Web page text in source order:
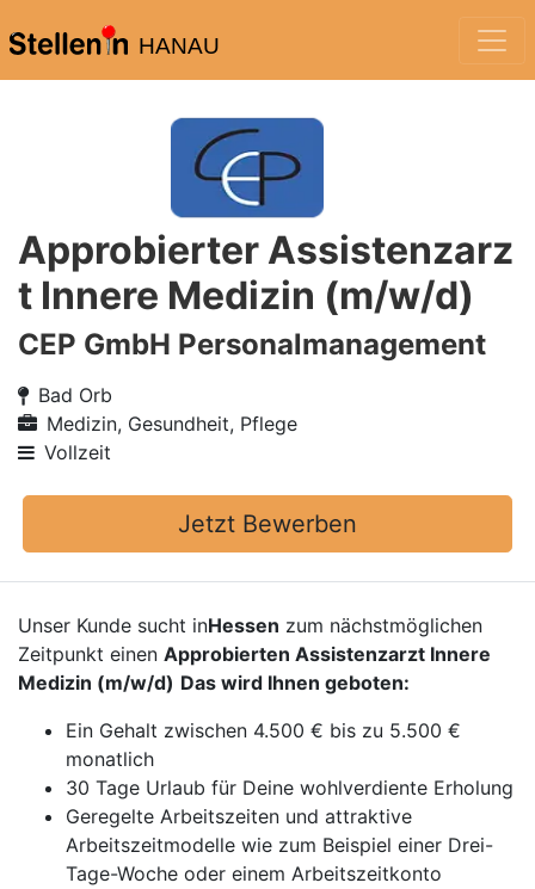
HANAU
Approbierter Assistenzarz
t Innere Medizin (m/w/d)
CEP GmbH Personalmanagement
Bad Orb
Medizin, Gesundheit, Pflege
Vollzeit
Jetzt Bewerben
Unser Kunde sucht inHessen zum nächstmöglichen
Zeitpunkt einen Approbierten Assistenzarzt Innere
Medizin (m/w/d) Das wird Ihnen geboten:
Ein Gehalt zwischen 4.500 € bis zu 5.500 €
monatlich
30 Tage Urlaub für Deine wohlverdiente Erholung
Geregelte Arbeitszeiten und attraktive
Arbeitszeitmodelle wie zum Beispiel einer Drei-
Tage-Woche oder einem Arbeitszeitkonto